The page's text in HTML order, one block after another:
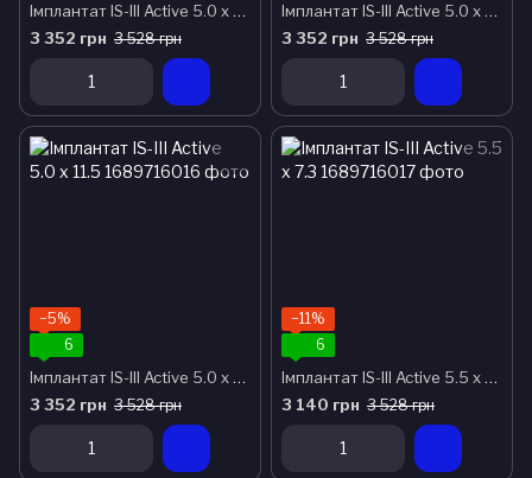
Імплантат IS-III Active 5.0 x 8.5
3 352 грн 3 528 грн
Імплантат IS-III Active 5.0 x 10.0
3 352 грн 3 528 грн
−5%
6
Імплантат IS-III Active 5.0 x 11.5
3 352 грн 3 528 грн
−11%
6
Імплантат IS-III Active 5.5 x 7.3
3 140 грн 3 528 грн